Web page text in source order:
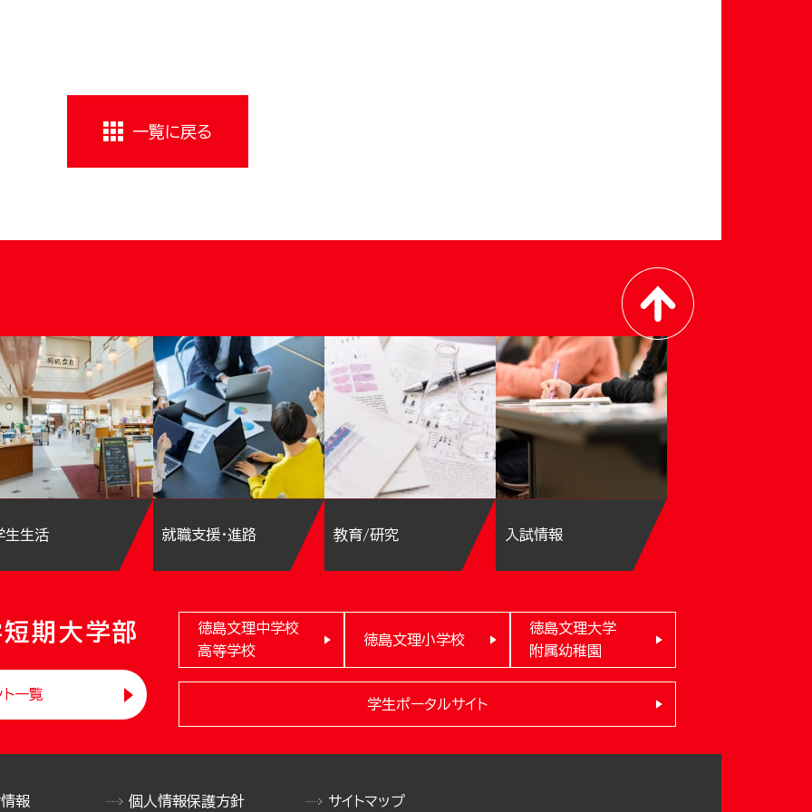
一覧に戻る
生生活 就職支援・進路 教育/研究 入試情報
期大学部
一覧
徳島文理中学校
高等学校
徳島文理小学校
徳島文理大学
附属幼稚園
学生ポータルサイト
報 個人情報保護方針 サイトマップ